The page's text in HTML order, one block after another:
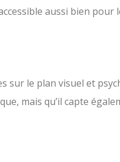
aussi bien pour
le plan visuel et
mais qu’il capte